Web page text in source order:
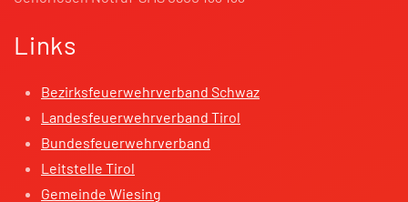
Links
Bezirksfeuerwehrverband Schwaz
Landesfeuerwehrverband Tirol
Bundesfeuerwehrverband
Leitstelle Tirol
Gemeinde Wiesing